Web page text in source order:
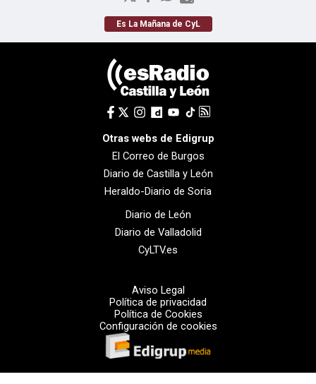
Es La Mañana de CyL
Otras webs de Edigrup
El Correo de Burgos
Diario de Castilla y León
Heraldo-Diario de Soria
Diario de León
Diario de Valladolid
CyLTV.es
Aviso Legal
Política de privacidad
Política de Cookies
Configuración de cookies